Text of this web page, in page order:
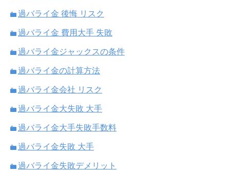
過バライ金 後悔 リスク
過バライ金 費用大手 失敗
過バライ金ジャックスの条件
過バライ金の計算方法
過バライ金会社 リスク
過バライ金大失敗 大手
過バライ金大手失敗手数料
過バライ金失敗 大手
過バライ金失敗デメリット